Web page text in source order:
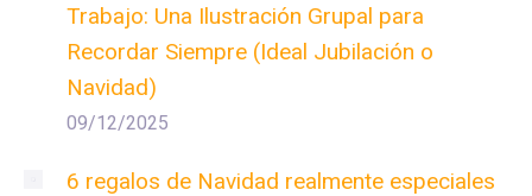
Trabajo: Una Ilustración Grupal para
Recordar Siempre (Ideal Jubilación o
Navidad)
09/12/2025
6 regalos de Navidad realmente especiales